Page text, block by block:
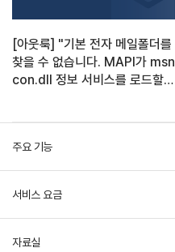
[아웃룩] "기본 전자 메일폴더를
찾을 수 없습니다. MAPI가 msn
con.dll 정보 서비스를 로드할
주요 기능
서비스 요금
자료실